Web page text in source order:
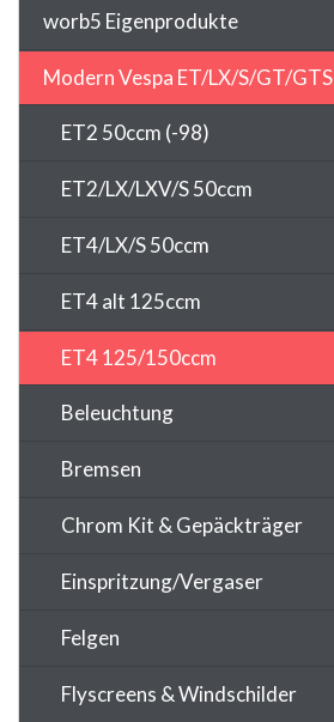
worb5 Eigenprodukte
Modern Vespa ET/LX/S/GT/GTS
ET2 50ccm (-98)
ET2/LX/LXV/S 50ccm
ET4/LX/S 50ccm
ET4 alt 125ccm
ET4 125/150ccm
Beleuchtung
Bremsen
Chrom Kit & Gepäckträger
Einspritzung/Vergaser
Felgen
Flyscreens & Windschilder